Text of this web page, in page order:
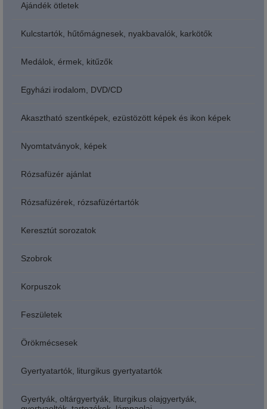
Ajándék ötletek
Kulcstartók, hűtőmágnesek, nyakbavalók, karkötők
Medálok, érmek, kitűzők
Egyházi irodalom, DVD/CD
Akasztható szentképek, ezüstözött képek és ikon képek
Nyomtatványok, képek
Rózsafüzér ajánlat
Rózsafüzérek, rózsafüzértartók
Keresztút sorozatok
Szobrok
Korpuszok
Feszületek
Örökmécsesek
Gyertyatartók, liturgikus gyertyatartók
Gyertyák, oltárgyertyák, liturgikus olajgyertyák,